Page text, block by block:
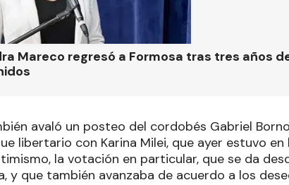
Mareco regresó a Formosa tras tres años
avaló un posteo del cordobés Gabriel
libertario con Karina Milei, que ayer estuvo
la votación en particular, que se da
y que también avanzaba de acuerdo a los